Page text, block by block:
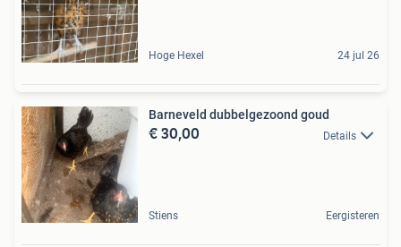
Hoge Hexel 24 jul 26
Barneveld dubbelgezoond goud
€ 30,00 Details
Stiens Eergisteren